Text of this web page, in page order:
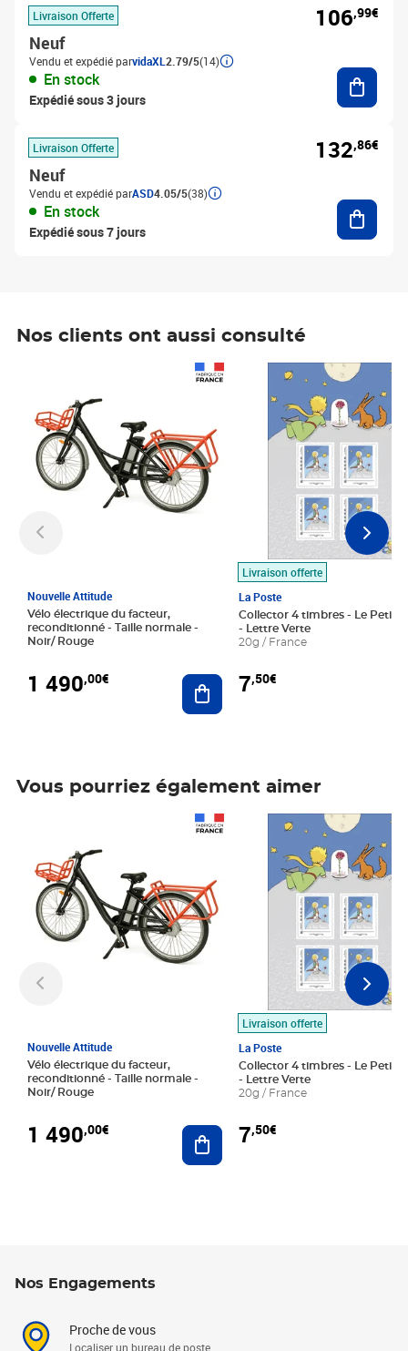
Livraison Offerte
Neuf
Vendu et expédié parvidaXL 2.79/5(14)
En stock
Expédié sous 3 jours
106,99€
Livraison Offerte
Neuf
Vendu et expédié parASD4.05/5(38)
En stock
Expédié sous 7 jours
132,86€
Nos clients ont aussi consulté
Nouvelle Attitude
Vélo électrique du facteur,
reconditionné - Taille normale -
Noir/ Rouge
1 490,00€ Ajouter au panier
Livraison offerte
La Poste
Collector 4 timbres - Le Petit
- Lettre Verte
20g / France
7,50€
Prix 7,50€
Vous pourriez également aimer
Nouvelle Attitude
Vélo électrique du facteur,
reconditionné - Taille normale -
Noir/ Rouge
1 490,00€ Ajouter au panier
Livraison offerte
La Poste
Collector 4 timbres - Le Petit
- Lettre Verte
20g / France
7,50€
Prix 7,50€
Nos Engagements
Proche de vous
Localiser un bureau de poste